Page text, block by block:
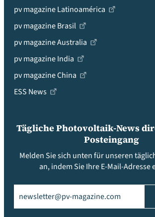
pv magazine Latinoamérica
pv magazine Brasil
pv magazine Australia
pv magazine India
pv magazine China
ESS News
Tägliche Photovoltaik-News
Posteingang
Melden Sie sich unten für unseren
an, indem Sie Ihre E-Mail-Adresse